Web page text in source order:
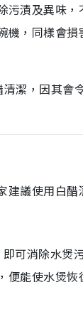
污漬及異味
，同樣會
潔，因其會
議使用白醋
可消除水煲
能使水煲